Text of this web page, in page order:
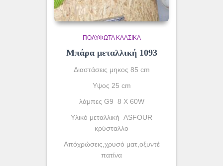
ΠΟΛΥΦΩΤΑ ΚΛΑΣΙΚΆ
Μπάρα μεταλλική 1093
Διαστάσεις μηκος 85 cm
Υψος 25 cm
λάμπες G9 8 X 60W
Yλικό μεταλλική ASFOUR
κρύσταλλο
Απόχρώσεις,χρυσό ματ,οξυντέ
πατίνα